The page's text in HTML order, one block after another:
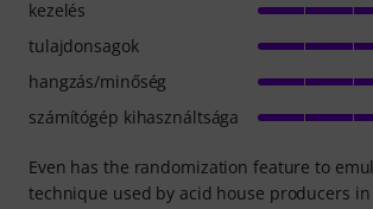
Even has the randomization feature to
technique used by acid house producers
kezelés
tulajdonsagok
hangzás/minőség
számítógép kihasználtsága